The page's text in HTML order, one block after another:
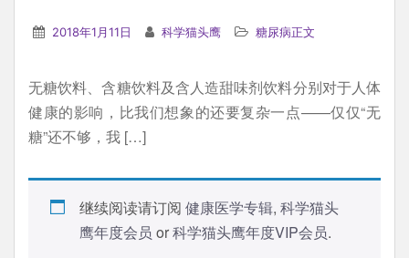
2018年1月11日 科学猫头鹰 糖尿病正文
无糖饮料、含糖饮料及含人造甜味剂饮料分别对于人体
健康的影响，比我们想象的还要复杂一点——仅仅“无
糖”还不够，我 […]
继续阅读请订阅 健康医学专辑, 科学猫头
鹰年度会员 or科学猫头鹰年度VIP会员.